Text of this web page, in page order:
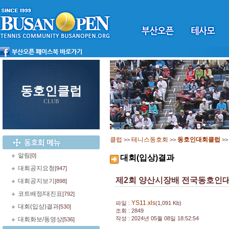
동호인클럽
CLUB
알림[0]
대회공지요청[947]
대회공지보기 [898]
코트배정/대진표[792]
대회(입상)결과[530]
대회화보/동영상[536]
클럽 >> 테니스동호회 >> 동호인대회클럽 >>
대회(입상)결과
제2회 양산시장배 전국동호인
파일 : YS11.xls(1,091 Kb)
조회 : 2849
작성 : 2024년 05월 08일 18:52:54